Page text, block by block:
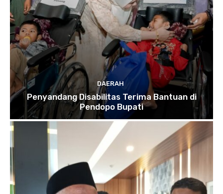
DAERAH
Penyandang Disabilitas Terima Bantuan di
Pendopo Bupati